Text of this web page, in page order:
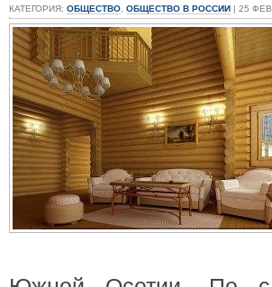
КАТЕГОРИЯ: ОБЩЕСТВО ОБЩЕСТВО В РОССИИ | 25